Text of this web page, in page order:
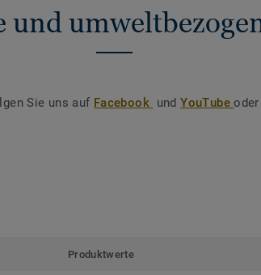
und
Sie uns auf Facebook undYouTube
Produktwerte